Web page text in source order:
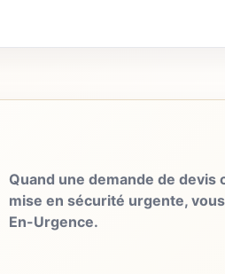
Quand une demande de devis
mise en sécurité urgente,
En-Urgence.